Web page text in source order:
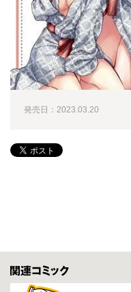
発売日：2023.03.20
関連コミックス